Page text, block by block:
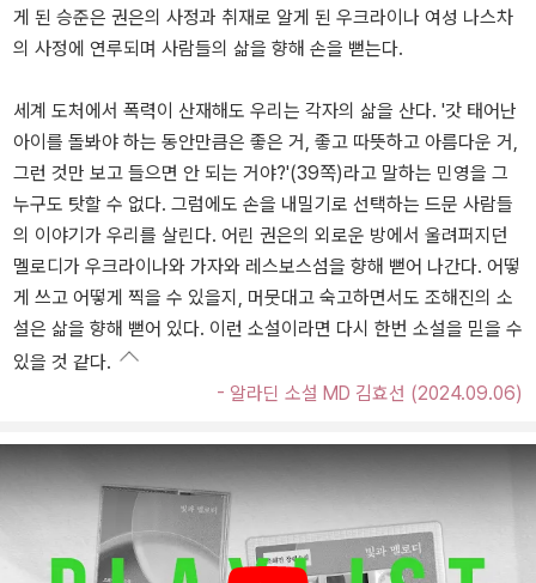
게 된 승준은 권은의 사정과 취재로 알게 된 우크라이나 여성 나스차
의 사정에 연루되며 사람들의 삶을 향해 손을 뻗는다.
세계 도처에서 폭력이 산재해도 우리는 각자의 삶을 산다. '갓 태어난
아이를 돌봐야 하는 동안만큼은 좋은 거, 좋고 따뜻하고 아름다운 거,
그런 것만 보고 들으면 안 되는 거야?'(39쪽)라고 말하는 민영을 그
누구도 탓할 수 없다. 그럼에도 손을 내밀기로 선택하는 드문 사람들
의 이야기가 우리를 살린다. 어린 권은의 외로운 방에서 울려퍼지던
멜로디가 우크라이나와 가자와 레스보스섬을 향해 뻗어 나간다. 어떻
게 쓰고 어떻게 찍을 수 있을지, 머뭇대고 숙고하면서도 조해진의 소
설은 삶을 향해 뻗어 있다. 이런 소설이라면 다시 한번 소설을 믿을 수
있을 것 같다.
- 알라딘 소설 MD 김효선 (2024.09.06)